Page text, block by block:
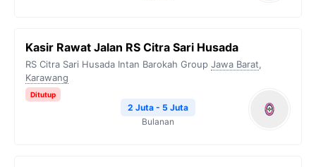
Kasir Rawat Jalan RS Citra Sari Husada
RS Citra Sari Husada Intan Barokah Group Jawa Barat,
Karawang
Ditutup
2 Juta - 5 Juta
Bulanan